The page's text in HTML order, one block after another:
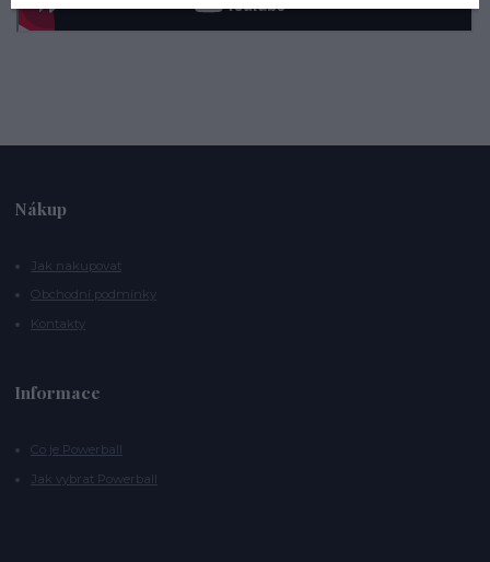
Nákup
Jak nakupovat
Obchodní podmínky
Kontakty
Informace
Co je Powerball
Jak vybrat Powerball